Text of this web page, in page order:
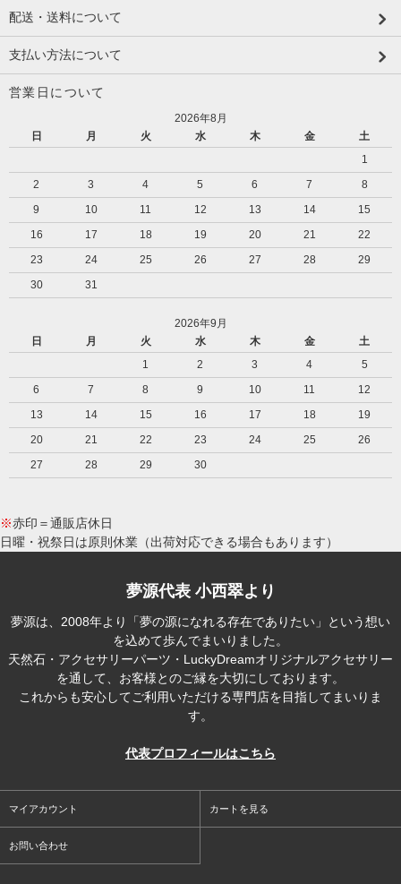
配送・送料について
支払い方法について
営業日について
2026年8月
日
月 火 水 木 金
土
1
2
3 4 5 6 7
8
9
10 11 12 13 14
15
16
17 18 19 20 21
22
23
24 25 26 27 28
29
30
31
2026年9月
日
月 火 水 木 金
土
1
2 3 4
5
6
7 8 9 10 11
12
13
14 15 16 17 18
19
20
21 22 23 24 25
26
27
28 29 30
※赤印＝通販店休日
日曜・祝祭日は原則休業（出荷対応できる場合もあります）
夢源代表 小西翠より
夢源は、2008年より「夢の源になれる存在でありたい」という想い
を込めて歩んでまいりました。
天然石・アクセサリーパーツ・LuckyDreamオリジナルアクセサリー
を通して、お客様とのご縁を大切にしております。
これからも安心してご利用いただける専門店を目指してまいりま
す。
代表プロフィールはこちら
マイアカウント カートを見る
お問い合わせ